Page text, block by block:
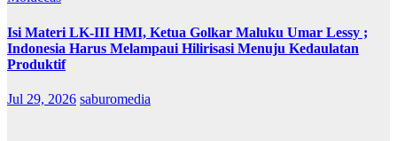
Isi Materi LK-III HMI, Ketua Golkar Maluku Umar Lessy ;
Indonesia Harus Melampaui Hilirisasi Menuju Kedaulatan
Produktif
Jul 29, 2026 saburomedia